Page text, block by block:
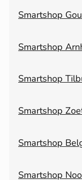
Smartshop
Smartshop
Smartshop
Smartshop
Smartshop
Smartshop